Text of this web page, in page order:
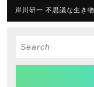
岸川研一 不思議な生き
Search